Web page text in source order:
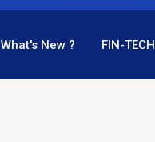
What's New ? FIN-TECH